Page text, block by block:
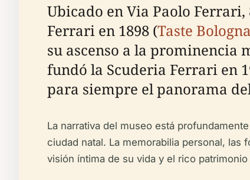
Ubicado en Via Paolo
Ferrari en 1898 (Taste Bologna
su ascenso a la prominencia
fundó la Scuderia Ferrari en
para siempre el panorama
La narrativa del museo está
ciudad natal. La memorabilia personal,
visión íntima de su vida y el rico